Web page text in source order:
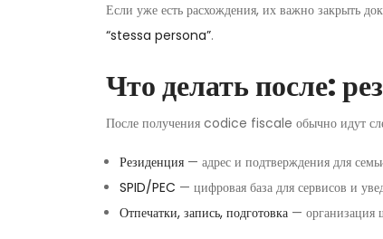
Если уже есть расхождения, их важно закрыть
“stessa persona”.
Что делать после:
После получения codice fiscale обычно идут
Резиденция — адрес и подтверждения для
SPID/PEC — цифровая база для сервисов и
Отпечатки, запись, подготовка — организация